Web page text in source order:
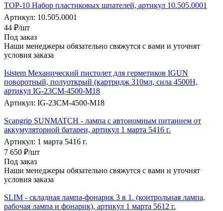
TOP-10 Набор пластиковых шпателей, артикул 10.505.0001
Артикул: 10.505.0001
44 ₽/шт
Под заказ
Наши менеджеры обязательно свяжутся с вами и уточнят
условия заказа
Isistem Механический пистолет для герметиков IGUN
поворотный, полуоткрый (картридж 310мл, сила 4500Н,
артикул IG-23CM-4500-M18
Артикул: IG-23CM-4500-M18
Scangrip SUNMATCH - лампа с автономным питанием от
аккумуляторной батареи, артикул 1 марта 5416 г.
Артикул: 1 марта 5416 г.
7 650 ₽/шт
Под заказ
Наши менеджеры обязательно свяжутся с вами и уточнят
условия заказа
SLIM - складная лампа-фонарик 3 в 1. (контрольная лампа,
рабочая лампа и фонарик), артикул 1 марта 5612 г.